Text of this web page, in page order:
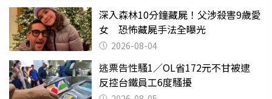
深入森林10分鐘藏屍！父涉殺害9歲愛
女 恐怖藏屍手法全曝光
2026-08-04
逃票告性騷1／OL省172元不甘被逮
反控台鐵員工6度騷擾